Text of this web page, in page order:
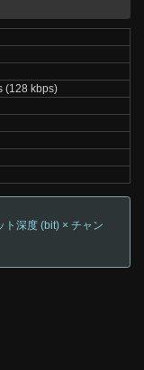
(128 kbps)
ト深度 (bit) × チャン